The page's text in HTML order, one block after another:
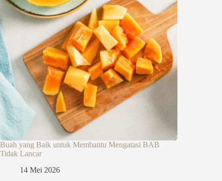
Buah yang Baik untuk Membantu Mengatasi BAB
Tidak Lancar
14 Mei 2026